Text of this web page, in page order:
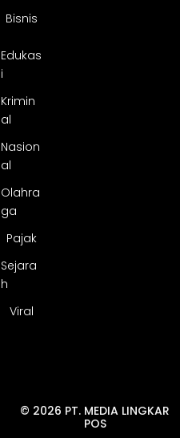
Bisnis
Edukas
i
Krimin
al
Nasion
al
Olahra
ga
Pajak
Sejara
h
Viral
© 2026 PT. MEDIA LINGKAR
POS